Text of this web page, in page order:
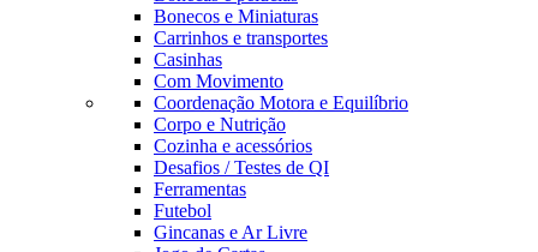
Bonecos e Miniaturas
Carrinhos e transportes
Casinhas
Com Movimento
Coordenação Motora e Equilíbrio
Corpo e Nutrição
Cozinha e acessórios
Desafios / Testes de QI
Ferramentas
Futebol
Gincanas e Ar Livre